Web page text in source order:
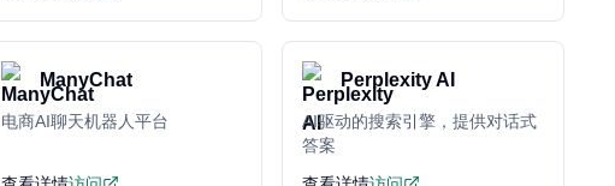
ManyChat
电商AI聊天机器人平台
Perplexity AI
AI驱动的搜索引擎，提供对话式
答案